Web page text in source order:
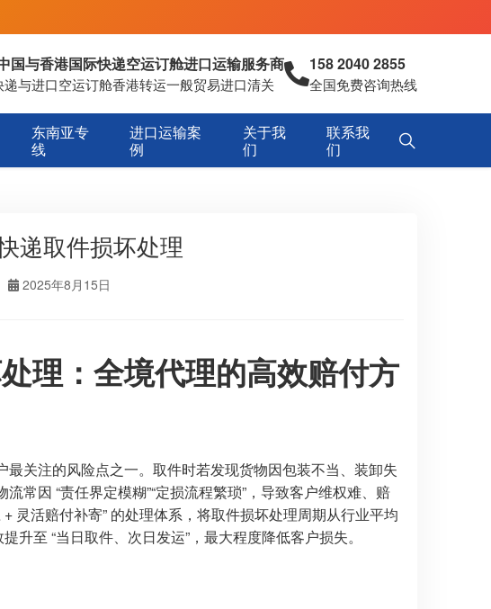
国与香港国际快递空运订舱进口运输服务商
与进口空运订舱香港转运一般贸易进口清关
158 2040 2855
全国免费咨询热线
东南亚专
线
进口运输案
例
关于我
们
联系我
们
递取件损坏处理
2025年8月15日
理：全境代理的高效赔付方
关注的风险点之一。取件时若发现货物因包装不当、装卸失
常因 “责任界定模糊”“定损流程繁琐”，导致客户维权难、赔
灵活赔付补寄” 的处理体系，将取件损坏处理周期从行业平均
至 “当日取件、次日发运”，最大程度降低客户损失。